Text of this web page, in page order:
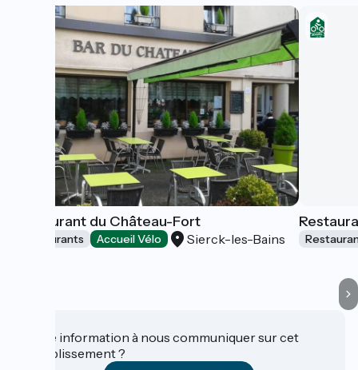
Restaurant du Château-Fort
Restaurants Accueil Vélo Sierck-les-Bains
Une information à nous communiquer sur cet
établissement ?